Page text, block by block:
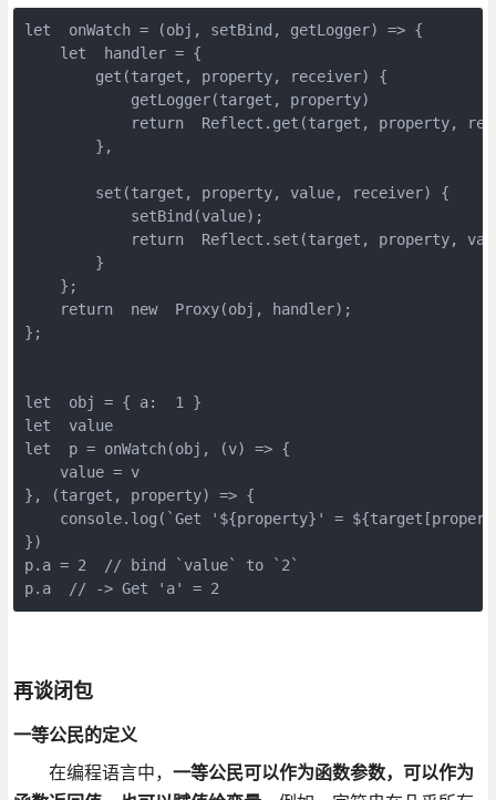
let  onWatch = (obj, setBind, getLogger) => {
    let  handler = {
        get(target, property, receiver) {
            getLogger(target, property)
return  Reflect.get(target, property,
        },
        set(target, property, value, receiver) {
            setBind(value);
return  Reflect.set(target, property,
        }
    };
    return  new  Proxy(obj, handler);
};
let  obj = { a:  1 }
let  value
let  p = onWatch(obj, (v) => {
    value = v
}, (target, property) => {
console.log(`Get '${property}' =
})
p.a = 2  // bind `value` to `2`
p.a  // -> Get 'a' = 2
再谈闭包
一等公民的定义
在编程语言中， 一等公民可以作为函数参数，可以作为